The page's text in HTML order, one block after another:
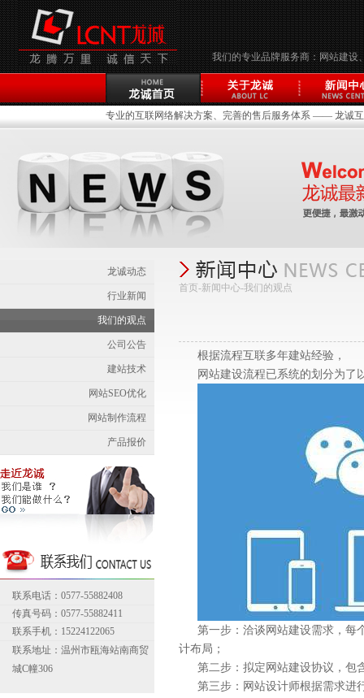
我们的专业品牌服务商：网站建设
专业的互联网络解决方案、完善的售后服务体系 —— 龙诚
龙诚动态
行业新闻
我们的观点
公司公告
建站技术
网站SEO优化
网站制作流程
产品报价
联系电话：0577-55882408
传真号码：0577-55882411
联系手机：15224122065
联系地址：温州市瓯海站南商贸
城C幢306
首页-新闻中心-我们的观点
根据流程互联多年建站经验，
网站建设流程已系统的划分为了
第一步：洽谈网站建设需求，每
计布局；
第二步：拟定网站建设协议，包
第三步：网站设计师根据需求进